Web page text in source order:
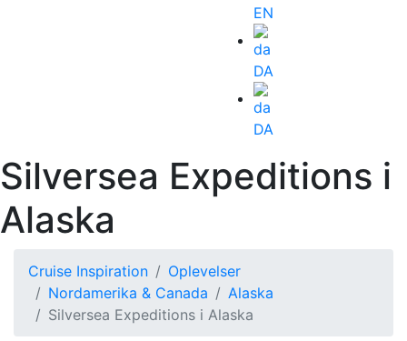
EN
DA
DA
Silversea Expeditions i
Alaska
Cruise Inspiration
Oplevelser
Nordamerika & Canada
Alaska
Silversea Expeditions i Alaska